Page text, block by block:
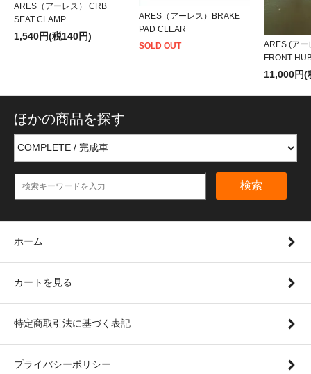
ARES（アーレス） CRB
SEAT CLAMP
1,540円(税140円)
ARES（アーレス）BRAKE
PAD CLEAR
SOLD OUT
ARES (アー
FRONT
11,000円(
ほかの商品を探す
検索
ホーム
カートを見る
特定商取引法に基づく表記
プライバシーポリシー